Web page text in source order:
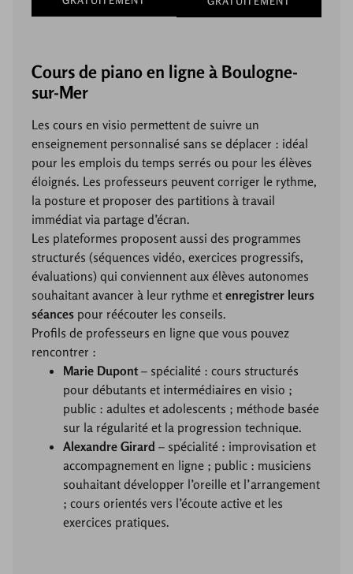
Cours de piano en ligne à Boulogne-
sur-Mer
Les cours en visio permettent de suivre un
enseignement personnalisé sans se déplacer : idéal
pour les emplois du temps serrés ou pour les élèves
éloignés. Les professeurs peuvent corriger le rythme,
la posture et proposer des partitions à travail
immédiat via partage d’écran.
Les plateformes proposent aussi des programmes
structurés (séquences vidéo, exercices progressifs,
évaluations) qui conviennent aux élèves autonomes
souhaitant avancer à leur rythme et enregistrer leurs
séances pour réécouter les conseils.
Profils de professeurs en ligne que vous pouvez
rencontrer :
Marie Dupont – spécialité : cours structurés
pour débutants et intermédiaires en visio ;
public : adultes et adolescents ; méthode basée
sur la régularité et la progression technique.
Alexandre Girard – spécialité : improvisation et
accompagnement en ligne ; public : musiciens
souhaitant développer l’oreille et l’arrangement
; cours orientés vers l’écoute active et les
exercices pratiques.